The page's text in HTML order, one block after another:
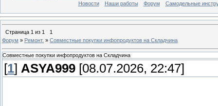
Новости
Наши работы Форум Самодельные
Страница 1 из 1
1
Форум » Ремонт. » Совместные покупки инфопродуктов на Складчина
Совместные покупки инфопродуктов на Складчина
[1] ASYA999 [08.07.2026, 22:47]